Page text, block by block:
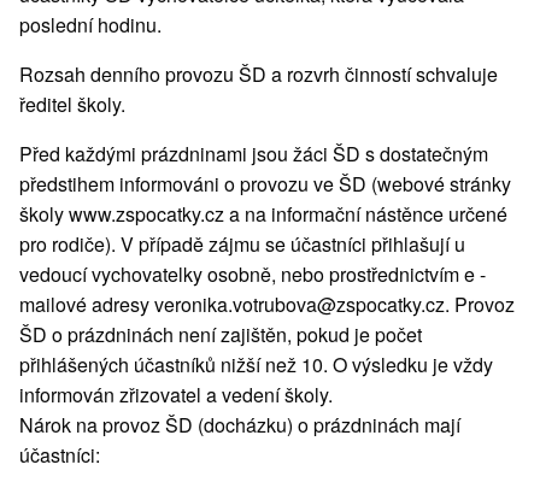
poslední hodinu.
Rozsah denního provozu ŠD a rozvrh činností schvaluje
ředitel školy.
Před každými prázdninami jsou žáci ŠD s dostatečným
předstihem informováni o provozu ve ŠD (webové stránky
školy www.zspocatky.cz a na informační nástěnce určené
pro rodiče). V případě zájmu se účastníci přihlašují u
vedoucí vychovatelky osobně, nebo prostřednictvím e -
mailové adresy veronika.votrubova@zspocatky.cz. Provoz
ŠD o prázdninách není zajištěn, pokud je počet
přihlášených účastníků nižší než 10. O výsledku je vždy
informován zřizovatel a vedení školy.
Nárok na provoz ŠD (docházku) o prázdninách mají
účastníci: